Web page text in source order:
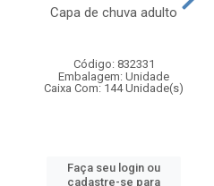
Capa de chuva adulto
Código: 832331
Embalagem: Unidade
Caixa Com: 144 Unidade(s)
Faça seu login ou
cadastre-se para